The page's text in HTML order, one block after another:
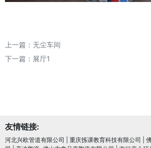
上一篇： 无尘车间
下一篇： 展厅1
友情链接:
河北兴欧管道有限公司 重庆拣课教育科技有限公司